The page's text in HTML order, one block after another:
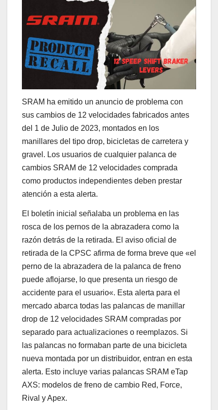
SRAM ha emitido un anuncio de problema con
sus cambios de 12 velocidades fabricados antes
del 1 de Julio de 2023, montados en los
manillares del tipo drop, bicicletas de carretera y
gravel. Los usuarios de cualquier palanca de
cambios SRAM de 12 velocidades comprada
como productos independientes deben prestar
atención a esta alerta.
El boletín inicial señalaba un problema en las
rosca de los pernos de la abrazadera como la
razón detrás de la retirada. El aviso oficial de
retirada de la CPSC afirma de forma breve que «el
perno de la abrazadera de la palanca de freno
puede aflojarse, lo que presenta un riesgo de
accidente para el usuario«. Esta alerta para el
mercado abarca todas las palancas de manillar
drop de 12 velocidades SRAM compradas por
separado para actualizaciones o reemplazos. Si
las palancas no formaban parte de una bicicleta
nueva montada por un distribuidor, entran en esta
alerta. Esto incluye varias palancas SRAM eTap
AXS: modelos de freno de cambio Red, Force,
Rival y Apex.